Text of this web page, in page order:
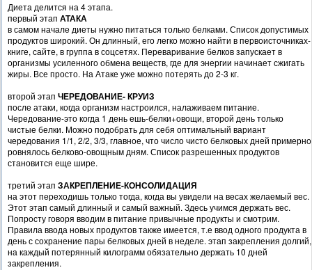
Диета делится на 4 этапа.
первый этап АТАКА
в самом начале диеты нужно питаться только белками. Список допустимых
продуктов широкий. Он длинный, его легко можно найти в первоисточниках-
книге, сайте, в группа в соцсетях. Переваривание белков запускает в
организмы усиленного обмена веществ, где для энергии начинает сжигать
жиры. Все просто. На Атаке уже можно потерять до 2-3 кг.
второй этап ЧЕРЕДОВАНИЕ- КРУИЗ
после атаки, когда организм настроился, налаживаем питание.
Чередование-это когда 1 день ешь-белки+овощи, второй день только
чистые белки. Можно подобрать для себя оптимальный вариант
чередования 1/1, 2/2, 3/3, главное, что число чисто белковых дней примерно
ровнялось белково-овощным дням. Список разрешенных продуктов
становится еще шире.
третий этап ЗАКРЕПЛЕНИЕ-КОНСОЛИДАЦИЯ
на этот переходишь только тогда, когда вы увидели на весах желаемый вес.
Этот этап самый длинный и самый важный. Здесь учимся держать вес.
Попросту говоря вводим в питание привычные продукты и смотрим.
Правила ввода новых продуктов также имеется, т.е ввод одного продукта в
день с сохранение пары белковых дней в неделе. этап закрепления долгий,
на каждый потерянный килограмм обязательно держать 10 дней
закрепления.